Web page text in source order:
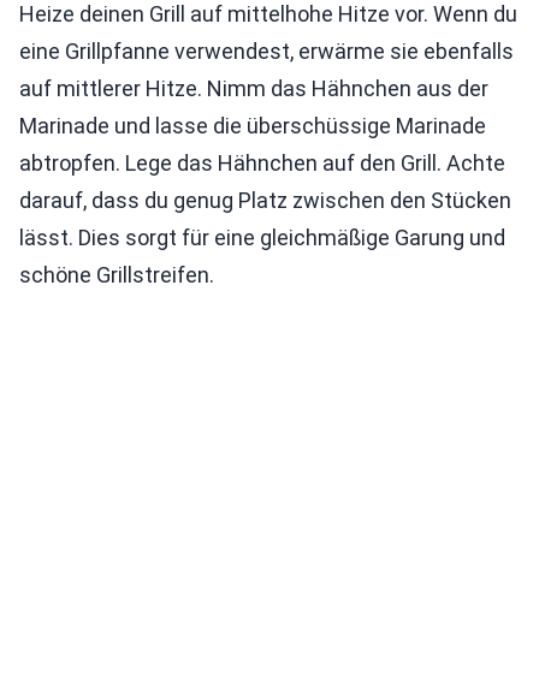
Heize deinen Grill auf mittelhohe Hitze vor. Wenn du
eine Grillpfanne verwendest, erwärme sie ebenfalls
auf mittlerer Hitze. Nimm das Hähnchen aus der
Marinade und lasse die überschüssige Marinade
abtropfen. Lege das Hähnchen auf den Grill. Achte
darauf, dass du genug Platz zwischen den Stücken
lässt. Dies sorgt für eine gleichmäßige Garung und
schöne Grillstreifen.